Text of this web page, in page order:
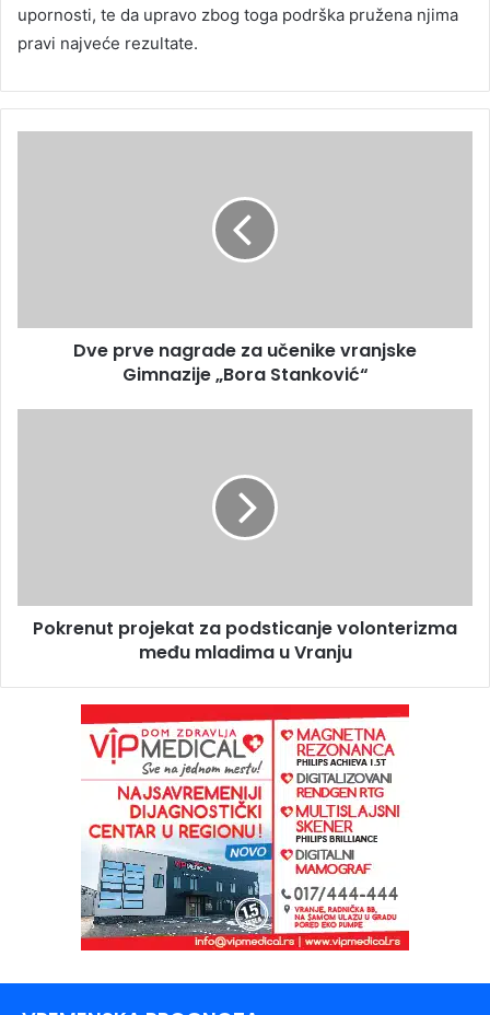
upornosti, te da upravo zbog toga podrška pružena njima
pravi najveće rezultate.
Dve prve nagrade za učenike vranjske
Gimnazije „Bora Stanković“
Pokrenut projekat za podsticanje volonterizma
među mladima u Vranju